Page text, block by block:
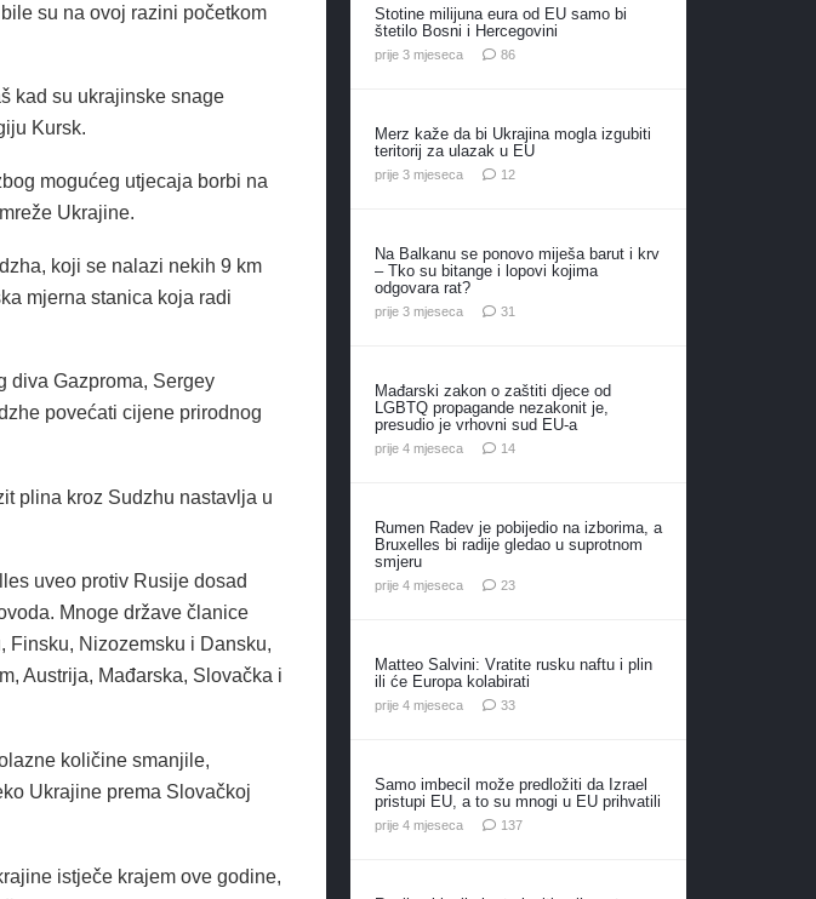
su na ovoj razini početkom
kad su ukrajinske snage
Kursk.
mogućeg utjecaja borbi na
Ukrajine.
koji se nalazi nekih 9 km
mjerna stanica koja radi
diva Gazproma, Sergey
povećati cijene prirodnog
plina kroz Sudzhu nastavlja u
uveo protiv Rusije dosad
Mnoge države članice
Finsku, Nizozemsku i Dansku,
Austrija, Mađarska, Slovačka i
količine smanjile,
Ukrajine prema Slovačkoj
istječe krajem ove godine,
Stotine milijuna eura od EU samo bi
štetilo Bosni i Hercegovini
prije 3 mjeseca 86komentara
Merz kaže da bi Ukrajina mogla izgubiti
teritorij za ulazak u EU
prije 3 mjeseca 12komentara
Na Balkanu se ponovo miješa barut i krv
– Tko su bitange i lopovi kojima
odgovara rat?
prije 3 mjeseca 31
Mađarski zakon o zaštiti djece od
LGBTQ propagande nezakonit je,
presudio je vrhovni sud EU-a
prije 4 mjeseca 14komentara
Rumen Radev je pobijedio na izborima, a
Bruxelles bi radije gledao u suprotnom
smjeru
prije 4 mjeseca 23komentara
Matteo Salvini: Vratite rusku naftu i plin
ili će Europa kolabirati
prije 4 mjeseca 33komentara
Samo imbecil može predložiti da Izrael
pristupi EU, a to su mnogi u EU prihvatili
prije 4 mjeseca 137komentara